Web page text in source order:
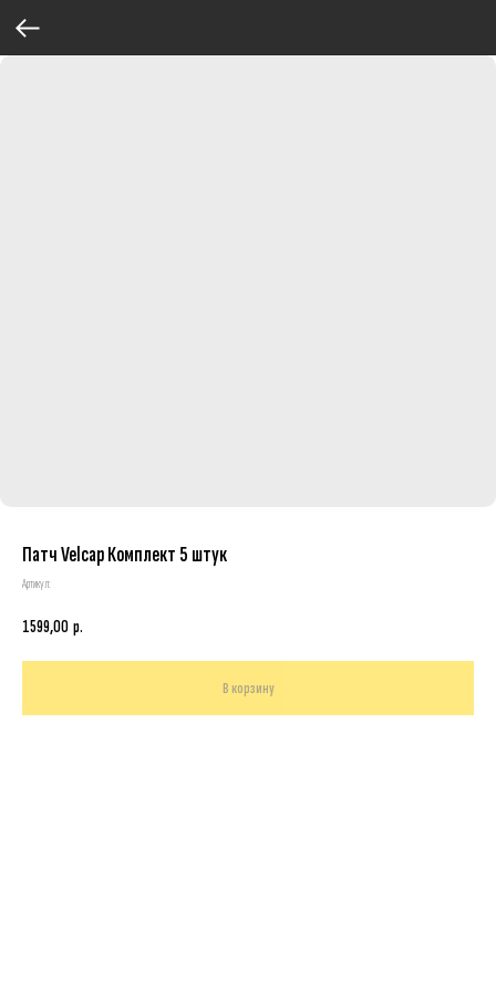
Патч Velcap Комплект 5 штук
Артикул:
1599,00 р.
В корзину